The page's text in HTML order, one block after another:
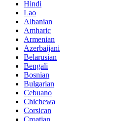
Hindi
Lao
Albanian
Amharic
Armenian
Azerbaijani
Belarusian
Bengali
Bosnian
Bulgarian
Cebuano
Chichewa
Corsican